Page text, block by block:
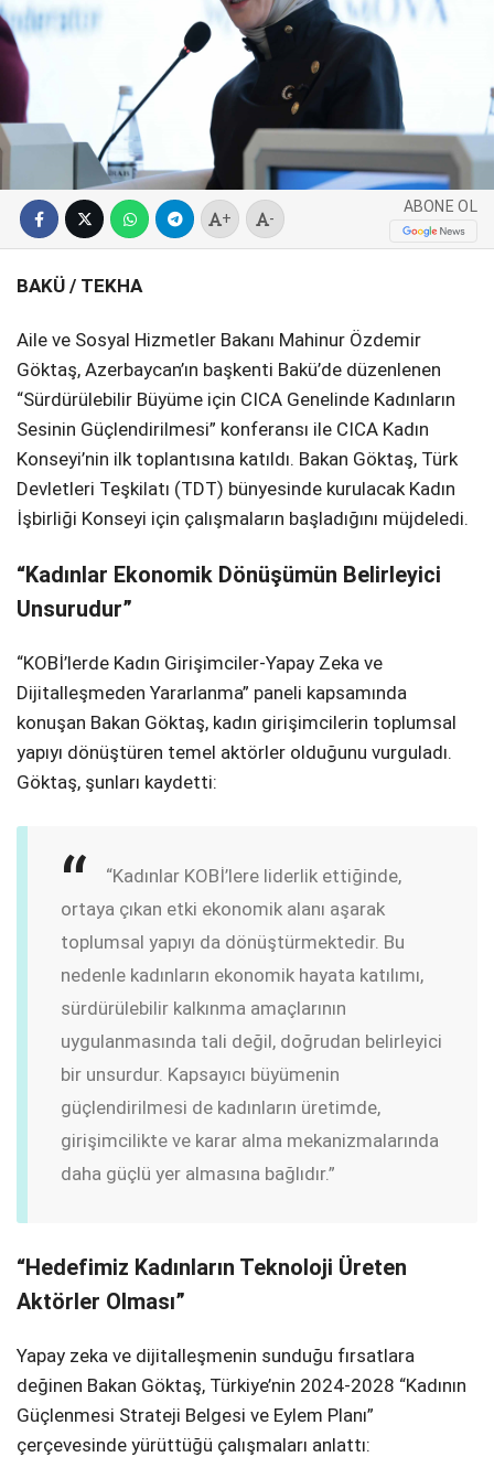
Facebook
Instagram
+ -
ABONE OL
BAKÜ / TEKHA
Aile ve Sosyal Hizmetler Bakanı Mahinur Özdemir
Göktaş, Azerbaycan’ın başkenti Bakü’de düzenlenen
“Sürdürülebilir Büyüme için CICA Genelinde Kadınların
Sesinin Güçlendirilmesi” konferansı ile CICA Kadın
Konseyi’nin ilk toplantısına katıldı. Bakan Göktaş, Türk
Devletleri Teşkilatı (TDT) bünyesinde kurulacak Kadın
İşbirliği Konseyi için çalışmaların başladığını müjdeledi.
“Kadınlar Ekonomik Dönüşümün Belirleyici
Unsurudur”
“KOBİ’lerde Kadın Girişimciler-Yapay Zeka ve
Dijitalleşmeden Yararlanma” paneli kapsamında
konuşan Bakan Göktaş, kadın girişimcilerin toplumsal
yapıyı dönüştüren temel aktörler olduğunu vurguladı.
Göktaş, şunları kaydetti:
“Kadınlar KOBİ’lere liderlik ettiğinde,
ortaya çıkan etki ekonomik alanı aşarak
toplumsal yapıyı da dönüştürmektedir. Bu
nedenle kadınların ekonomik hayata katılımı,
sürdürülebilir kalkınma amaçlarının
uygulanmasında tali değil, doğrudan belirleyici
bir unsurdur. Kapsayıcı büyümenin
güçlendirilmesi de kadınların üretimde,
girişimcilikte ve karar alma mekanizmalarında
daha güçlü yer almasına bağlıdır.”
“Hedefimiz Kadınların Teknoloji Üreten
Aktörler Olması”
Yapay zeka ve dijitalleşmenin sunduğu fırsatlara
değinen Bakan Göktaş, Türkiye’nin 2024-2028 “Kadının
Güçlenmesi Strateji Belgesi ve Eylem Planı”
çerçevesinde yürüttüğü çalışmaları anlattı: